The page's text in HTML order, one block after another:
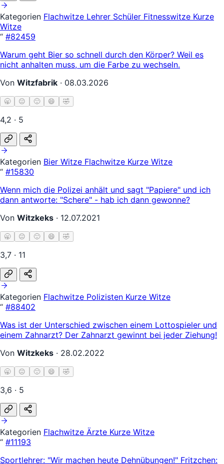
Kategorien Flachwitze Lehrer Schüler Fitnesswitze Kurze
Witze
“ #82459
Warum geht Bier so schnell durch den Körper? Weil es
nicht anhalten muss, um die Farbe zu wechseln.
Von Witzfabrik · 08.03.2026
🥱 😐 🙂 😄 🤣
4,2 · 5
Kategorien Bier Witze Flachwitze Kurze Witze
“ #15830
Wenn mich die Polizei anhält und sagt "Papiere" und ich
dann antworte: "Schere" - hab ich dann gewonne?
Von Witzkeks · 12.07.2021
🥱 😐 🙂 😄 🤣
3,7 · 11
Kategorien Flachwitze Polizisten Kurze Witze
“ #88402
Was ist der Unterschied zwischen einem Lottospieler und
einem Zahnarzt? Der Zahnarzt gewinnt bei jeder Ziehung!
Von Witzkeks · 28.02.2022
🥱 😐 🙂 😄 🤣
3,6 · 5
Kategorien Flachwitze Ärzte Kurze Witze
“ #11193
Sportlehrer: "Wir machen heute Dehnübungen!" Fritzchen: